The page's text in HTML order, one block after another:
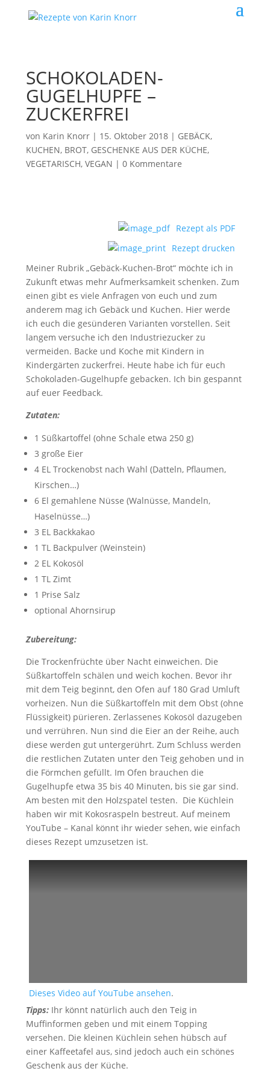
SCHOKOLADEN-
GUGELHUPFE –
ZUCKERFREI
von Karin Knorr| 15. Oktober 2018| GEBÄCK,
KUCHEN, BROT, GESCHENKE AUS DER KÜCHE,
VEGETARISCH, VEGAN | 0 Kommentare
Rezept als PDF
Rezept drucken
Meiner Rubrik „Gebäck-Kuchen-Brot“ möchte ich in
Zukunft etwas mehr Aufmerksamkeit schenken. Zum
einen gibt es viele Anfragen von euch und zum
anderem mag ich Gebäck und Kuchen. Hier werde
ich euch die gesünderen Varianten vorstellen. Seit
langem versuche ich den Industriezucker zu
vermeiden. Backe und Koche mit Kindern in
Kindergärten zuckerfrei. Heute habe ich für euch
Schokoladen-Gugelhupfe gebacken. Ich bin gespannt
auf euer Feedback.
Zutaten:
1 Süßkartoffel (ohne Schale etwa 250 g)
3 große Eier
4 EL Trockenobst nach Wahl (Datteln, Pflaumen,
Kirschen…)
6 El gemahlene Nüsse (Walnüsse, Mandeln,
Haselnüsse…)
3 EL Backkakao
1 TL Backpulver (Weinstein)
2 EL Kokosöl
1 TL Zimt
1 Prise Salz
optional Ahornsirup
Zubereitung:
Die Trockenfrüchte über Nacht einweichen. Die
Süßkartoffeln schälen und weich kochen. Bevor ihr
mit dem Teig beginnt, den Ofen auf 180 Grad Umluft
vorheizen. Nun die Süßkartoffeln mit dem Obst (ohne
Flüssigkeit) pürieren. Zerlassenes Kokosöl dazugeben
und verrühren. Nun sind die Eier an der Reihe, auch
diese werden gut untergerührt. Zum Schluss werden
die restlichen Zutaten unter den Teig gehoben und in
die Förmchen gefüllt. Im Ofen brauchen die
Gugelhupfe etwa 35 bis 40 Minuten, bis sie gar sind.
Am besten mit den Holzspatel testen. Die Küchlein
haben wir mit Kokosraspeln bestreut. Auf meinem
YouTube – Kanal könnt ihr wieder sehen, wie einfach
dieses Rezept umzusetzen ist.
Dieses Video auf YouTube ansehen.
Tipps: Ihr könnt natürlich auch den Teig in
Muffinformen geben und mit einem Topping
versehen. Die kleinen Küchlein sehen hübsch auf
einer Kaffeetafel aus, sind jedoch auch ein schönes
Geschenk aus der Küche.